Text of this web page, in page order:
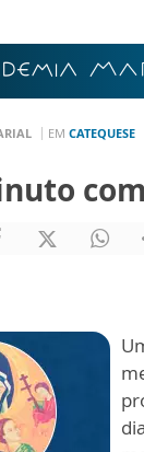
EM CATEQUESE